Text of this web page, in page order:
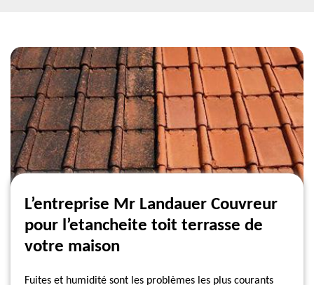
L’entreprise Mr Landauer Couvreur
pour l’etancheite toit terrasse de
votre maison
Fuites et humidité sont les problèmes les plus courants